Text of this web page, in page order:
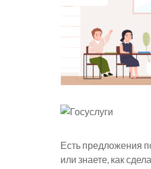
Есть предложения
или знаете, как